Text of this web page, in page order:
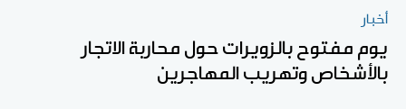
أخبار
يوم مفتوح بالزويرات حول محاربة الاتجار
بالأشخاص وتهريب المهاجرين